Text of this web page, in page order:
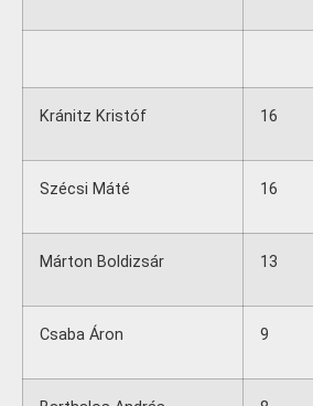
Kránitz Kristóf 16
Szécsi Máté 16
Márton Boldizsár 13
Csaba Áron 9